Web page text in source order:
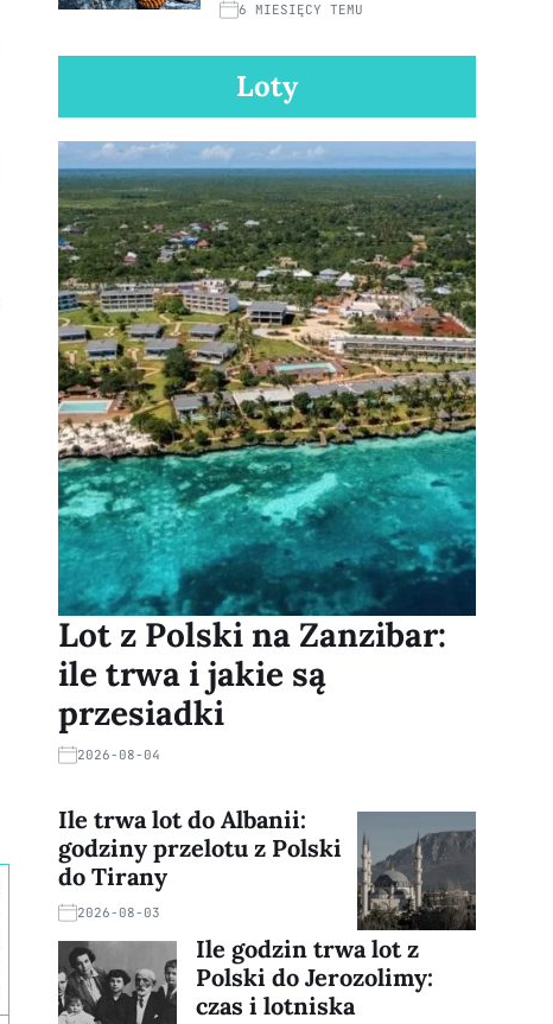
6 MIESIĘCY TEMU
Loty
Lot z Polski na Zanzibar:
ile trwa i jakie są
przesiadki
2026-08-04
Ile trwa lot do Albanii:
godziny przelotu z Polski
do Tirany
2026-08-03
Ile godzin trwa lot z
Polski do Jerozolimy:
czas i lotniska